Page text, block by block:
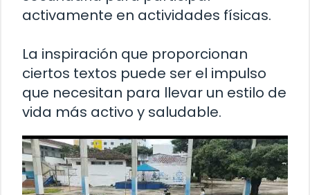
activamente en actividades físicas.
La inspiración que proporcionan
ciertos textos puede ser el impulso
que necesitan para llevar un estilo de
vida más activo y saludable.